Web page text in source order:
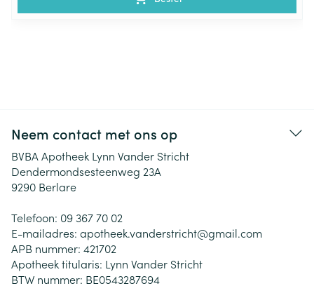
Neem contact met ons op
BVBA Apotheek Lynn Vander Stricht
Dendermondsesteenweg 23A
9290 Berlare
Telefoon: 09 367 70 02
E-mailadres: apotheek.vanderstricht@gmail.com
APB nummer: 421702
Apotheek titularis: Lynn Vander Stricht
BTW nummer: BE0543287694